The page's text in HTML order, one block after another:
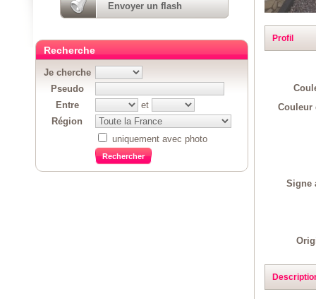
Profil
Couleur
Signe
Envoyer un flash
Recherche
Je cherche
Pseudo
Entre
et
Région
uniquement avec photo